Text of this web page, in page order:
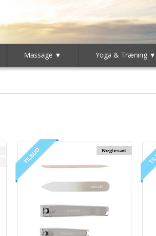
Massage ▼ Yoga & Træning ▼
Neglesæt